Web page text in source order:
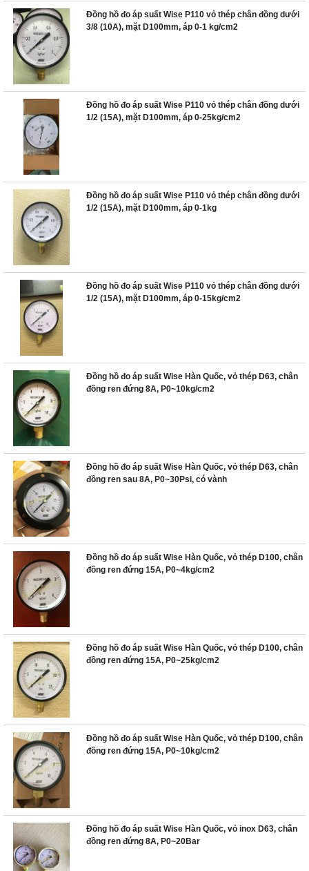
Đồng hồ đo áp suất Wise P110 vỏ thép chân đồng dưới
3/8 (10A), mặt D100mm, áp 0-1 kg/cm2
Đồng hồ đo áp suất Wise P110 vỏ thép chân đồng dưới
1/2 (15A), mặt D100mm, áp 0-25kg/cm2
Đồng hồ đo áp suất Wise P110 vỏ thép chân đồng dưới
1/2 (15A), mặt D100mm, áp 0-1kg
Đồng hồ đo áp suất Wise P110 vỏ thép chân đồng dưới
1/2 (15A), mặt D100mm, áp 0-15kg/cm2
Đồng hồ đo áp suất Wise Hàn Quốc, vỏ thép D63, chân
đồng ren đứng 8A, P0~10kg/cm2
Đồng hồ đo áp suất Wise Hàn Quốc, vỏ thép D63, chân
đồng ren sau 8A, P0~30Psi, có vành
Đồng hồ đo áp suất Wise Hàn Quốc, vỏ thép D100, chân
đồng ren đứng 15A, P0~4kg/cm2
Đồng hồ đo áp suất Wise Hàn Quốc, vỏ thép D100, chân
đồng ren đứng 15A, P0~25kg/cm2
Đồng hồ đo áp suất Wise Hàn Quốc, vỏ thép D100, chân
đồng ren đứng 15A, P0~10kg/cm2
Đồng hồ đo áp suất Wise Hàn Quốc, vỏ inox D63, chân
đồng ren đứng 8A, P0~20Bar